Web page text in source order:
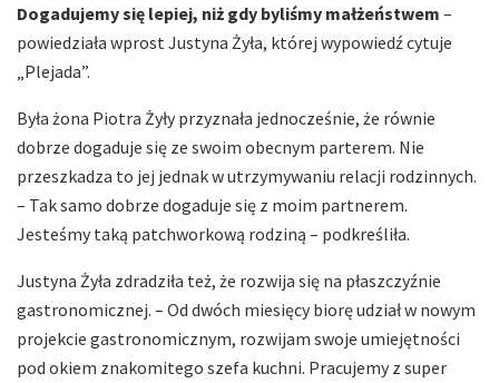
Dogadujemy się lepiej, niż gdy byliśmy małżeństwem –
powiedziała wprost Justyna Żyła, której wypowiedź cytuje
„Plejada”.
Była żona Piotra Żyły przyznała jednocześnie, że równie
dobrze dogaduje się ze swoim obecnym parterem. Nie
przeszkadza to jej jednak w utrzymywaniu relacji rodzinnych.
– Tak samo dobrze dogaduje się z moim partnerem.
Jesteśmy taką patchworkową rodziną – podkreśliła.
Justyna Żyła zdradziła też, że rozwija się na płaszczyźnie
gastronomicznej. – Od dwóch miesięcy biorę udział w nowym
projekcie gastronomicznym, rozwijam swoje umiejętności
pod okiem znakomitego szefa kuchni. Pracujemy z super